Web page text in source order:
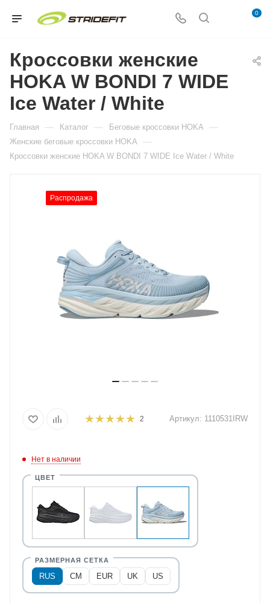
0
Кроссовки женские
HOKA W BONDI 7 WIDE
Ice Water / White
Главная — Каталог — Беговые кроссовки HOKA —
Женские беговые кроссовки HOKA —
Кроссовки женские HOKA W BONDI 7 WIDE Ice Water / White
Распродажа
2 Артикул: 1110531IRW
Нет в наличии
RUS CM EUR UK US